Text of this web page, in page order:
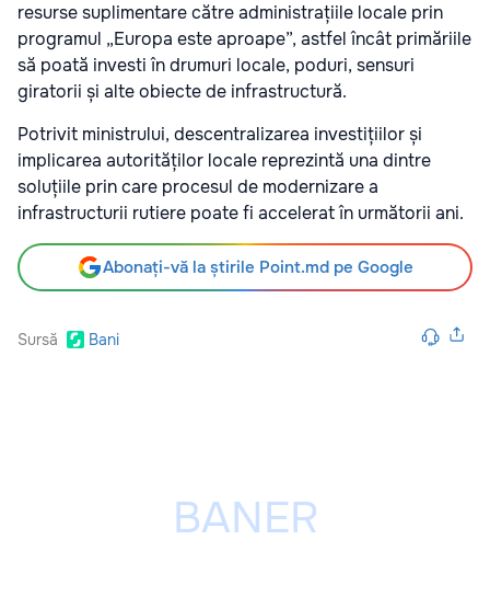
resurse suplimentare către administrațiile locale prin
programul „Europa este aproape”, astfel încât primăriile
să poată investi în drumuri locale, poduri, sensuri
giratorii și alte obiecte de infrastructură.
Potrivit ministrului, descentralizarea investițiilor și
implicarea autorităților locale reprezintă una dintre
soluțiile prin care procesul de modernizare a
infrastructurii rutiere poate fi accelerat în următorii ani.
Abonați-vă la știrile Point.md pe Google
Sursă Bani